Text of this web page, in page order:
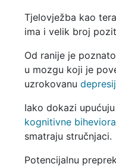
Tjelovježba kao
ima i velik broj
Od ranije je
u mozgu koji je
uzrokovanu
Iako dokazi
kognitivne
smatraju stručnjaci.
Potencijalnu